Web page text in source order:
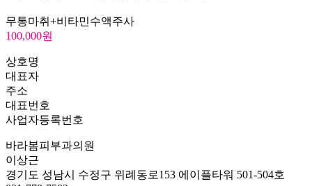
무통마취+비타민수액주사
100,000원
상호명
대표자
주소
대표번호
사업자등록번호
바라봄피부과의원
이상근
경기도 성남시 수정구 위례동로153 에이플타워 501-504호